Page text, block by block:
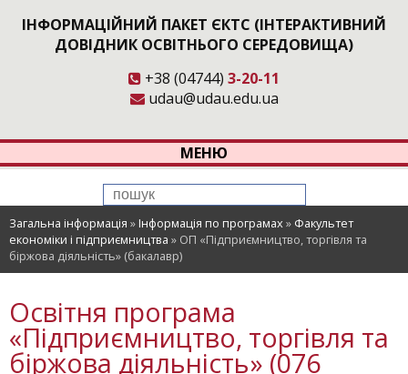
ІНФОРМАЦІЙНИЙ ПАКЕТ ЄКТС (ІНТЕРАКТИВНИЙ
ДОВІДНИК ОСВІТНЬОГО СЕРЕДОВИЩА)
+38 (04744) 3-20-11
udau@udau.edu.ua
МЕНЮ
Загальна інформація »Інформація по програмах» Факультет
економіки і підприємництва » ОП «Підприємництво, торгівля та
біржова діяльність» (бакалавр)
Освітня програма
«Підприємництво, торгівля та
біржова діяльність» (076